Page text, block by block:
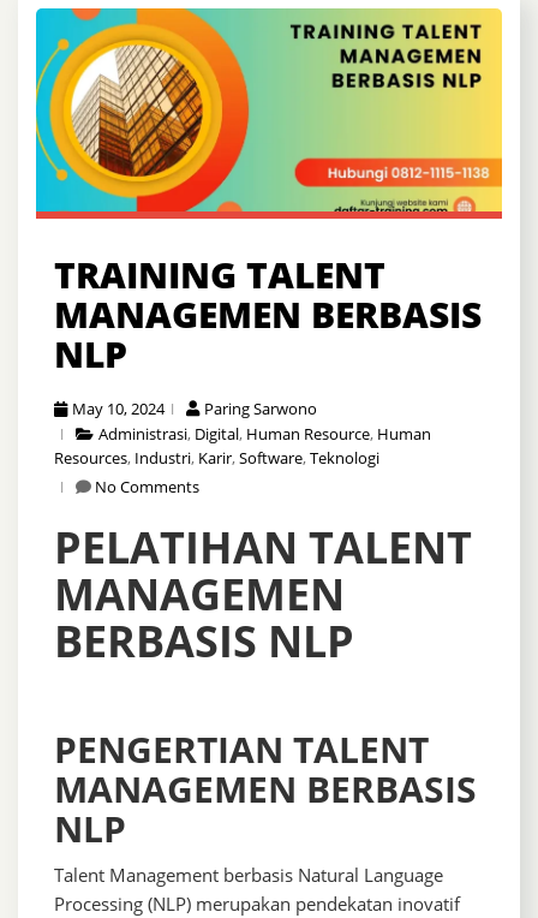
TRAINING TALENT
MANAGEMEN BERBASIS
NLP
May 10, 2024
Paring Sarwono
Administrasi, Digital, Human Resource, Human
Resources, Industri, Karir,Software,Teknologi
No Comments
PELATIHAN TALENT
MANAGEMEN
BERBASIS NLP
PENGERTIAN TALENT
MANAGEMEN BERBASIS
NLP
Talent Management berbasis Natural Language
Processing (NLP) merupakan pendekatan inovatif